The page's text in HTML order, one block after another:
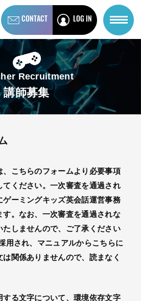
CONTACT LOG IN
Recruitment
講師募集
こちらのフォームより必要事項
てください。一次審査を通過され
ゲーミングキッズ英会話運営事務
す。なお、一次審査を通過されな
しませんので、ご了承ください
用され、マニュアルからこちらに
関係ありませんので、読まなく
る文字について、環境依存文字